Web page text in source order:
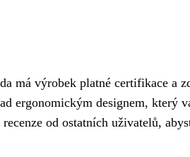
má výrobek platné certifikace a
ergonomickým designem, který
od ostatních uživatelů,